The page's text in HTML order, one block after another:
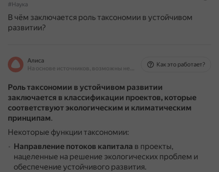
#Наука
В чём заключается роль таксономии в устойчивом
развитии?
Алиса
На основе источников, возможны неточности
Как это работает?
Роль таксономии в устойчивом развитии
заключается в классификации проектов, которые
соответствуют экологическим и климатическим
принципам.
Некоторые функции таксономии:
Направление потоков капитала в проекты,
нацеленные на решение экологических проблем и
обеспечение устойчивого развития.